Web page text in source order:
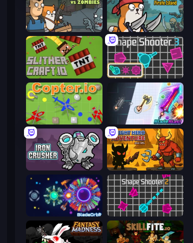
Senya and Oscar vs Zombies Senya and Oscar: Pirate Island
SlitherCraft.io Shape Shooter 3
Copter.io BladeBlast.io
Iron Crusher Knight Hero Adventure Idle RPG
BladeOrbit.io Shape Shooter 2